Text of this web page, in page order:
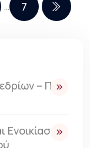
… 7
– Πως
Ενοικίαση